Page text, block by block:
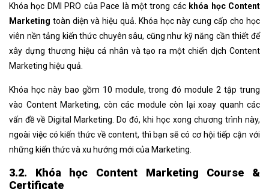
Khóa học DMI PRO của Pace là một trong các khóa học Content
Marketing toàn diện và hiệu quả. Khóa học này cung cấp cho học
viên nền tảng kiến thức chuyên sâu, cũng như kỹ năng cần thiết để
xây dựng thương hiệu cá nhân và tạo ra một chiến dịch Content
Marketing hiệu quả.
Khóa học này bao gồm 10 module, trong đó module 2 tập trung
vào Content Marketing, còn các module còn lại xoay quanh các
vấn đề về Digital Marketing. Do đó, khi học xong chương trình này,
ngoài việc có kiến thức về content, thì bạn sẽ có cơ hội tiếp cận với
những kiến thức và xu hướng mới của Marketing.
3.2. Khóa học Content Marketing Course &
Certificate